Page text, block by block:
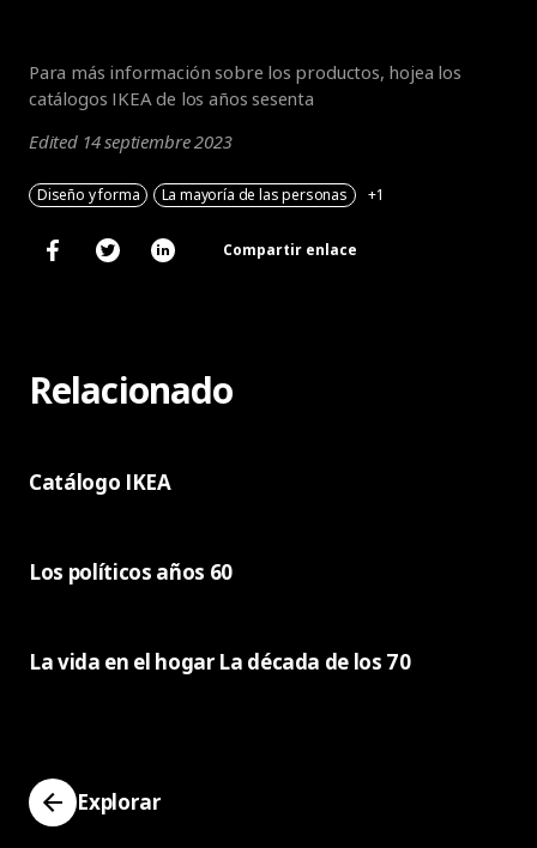
Para más información sobre los productos, hojea los
catálogos IKEA de los años sesenta
Edited 14 septiembre 2023
Compartir enlace
Diseño y forma La mayoría de las personas +1
Relacionado
Catálogo IKEA
Los políticos años 60
La vida en el hogar La década de los 70
Explorar